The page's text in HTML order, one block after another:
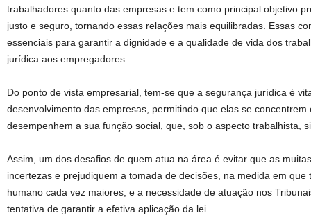
trabalhadores quanto das empresas e tem como principal objetivo
justo e seguro, tornando essas relações mais equilibradas. Essas
essenciais para garantir a dignidade e a qualidade de vida dos
jurídica aos empregadores.
Do ponto de vista empresarial, tem-se que a segurança jurídica é
desenvolvimento das empresas, permitindo que elas se
desempenhem a sua função social, que, sob o aspecto trabalhista,
Assim, um dos desafios de quem atua na área é evitar que as
incertezas e prejudiquem a tomada de decisões, na medida em
humano cada vez maiores, e a necessidade de atuação nos
tentativa de garantir a efetiva aplicação da lei.